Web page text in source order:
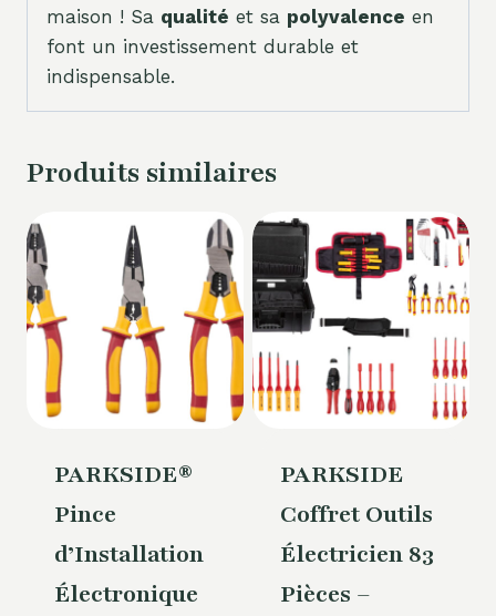
maison ! Sa qualité et sa polyvalence en
font un investissement durable et
indispensable.
Produits similaires
PARKSIDE®
Pince
d’Installation
Électronique
PARKSIDE
Coffret Outils
Électricien 83
Pièces –